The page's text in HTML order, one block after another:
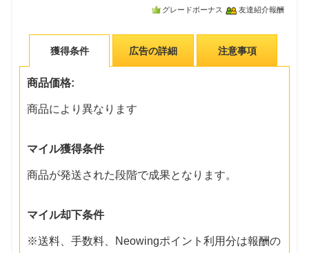
グレードボーナス 友達紹介報酬
獲得条件 広告の詳細 注意事項
商品価格:
商品により異なります
マイル獲得条件
商品が発送された段階で成果となります。
マイル却下条件
※送料、手数料、Neowingポイント利用分は報酬の